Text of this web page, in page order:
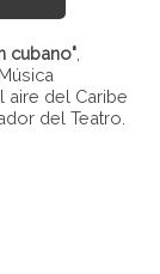
cubano"
aire del Caribe
del Teatro.